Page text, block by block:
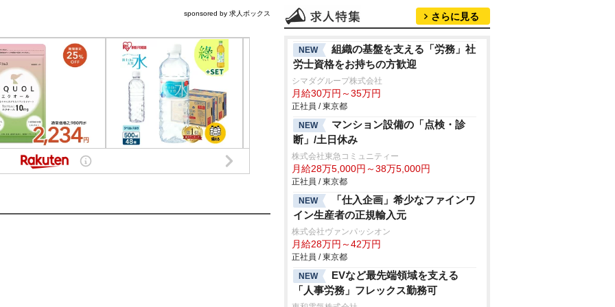
sponsored by 求人ボックス さらに見る
NEW
組織の基盤を支える「労務」社
労士資格をお持ちの方歓迎
シマダグループ株式会社
月給30万円～35万円
正社員 / 東京都
NEW
マンション設備の「点検・診
断」/土日休み
株式会社東急コミュニティー
月給28万5,000円～38万5,000円
正社員 / 東京都
NEW
「仕入企画」希少なファインワ
イン生産者の正規輸入元
株式会社ヴァンパッシオン
月給28万円～42万円
正社員 / 東京都
NEW
EVなど最先端領域を支える
「人事労務」フレックス勤務可